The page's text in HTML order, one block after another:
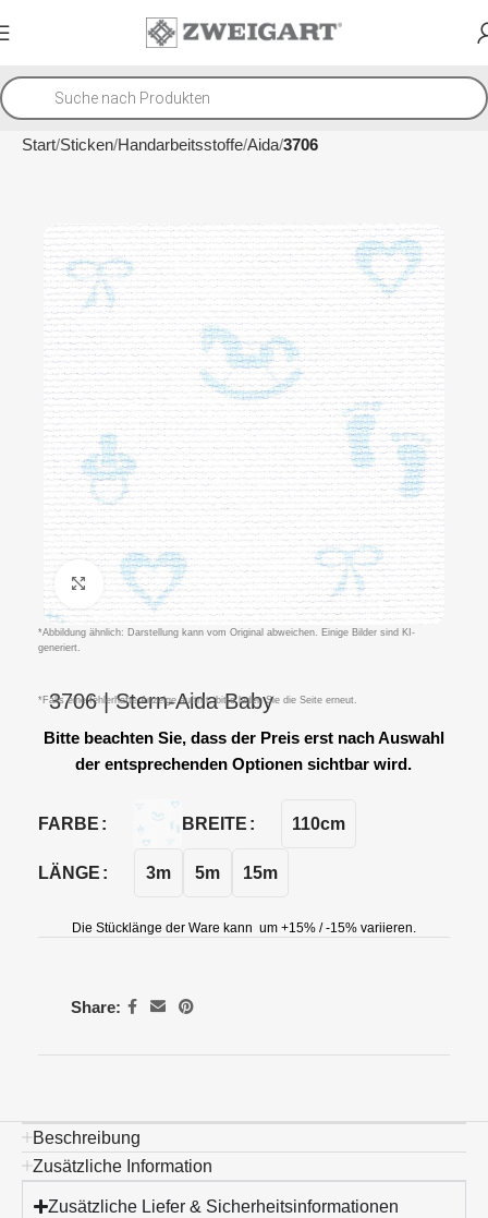
Start Sticken Handarbeitsstoffe Aida 3706
Klicken um zu vergrößern
*Abbildung ähnlich: Darstellung kann vom Original abweichen. Einige Bilder sind KI-
generiert.
3706 | Stern-Aida Baby
*Falls eine fehlerhafte Anzeige auftritt, bitte laden Sie die Seite erneut.
Bitte beachten Sie, dass der Preis erst nach Auswahl
der entsprechenden Optionen sichtbar wird.
FARBE BREITE 110cm
LÄNGE 3m 5m 15m
Die Stücklänge der Ware kann um +15% / -15% variieren.
Share:
Beschreibung
Zusätzliche Information
Zusätzliche Liefer & Sicherheitsinformationen